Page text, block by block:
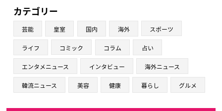
カテゴリー
芸能 皇室 国内 海外 スポーツ
ライフ コミック コラム 占い
エンタメニュース インタビュー 海外ニュース
韓流ニュース 美容 健康 暮らし グルメ